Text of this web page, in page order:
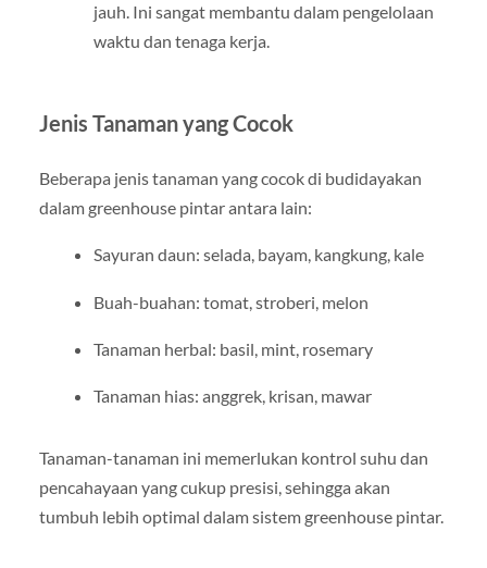
jauh. Ini sangat membantu dalam pengelolaan
waktu dan tenaga kerja.
Jenis Tanaman yang Cocok
Beberapa jenis tanaman yang cocok di budidayakan
dalam greenhouse pintar antara lain:
Sayuran daun: selada, bayam, kangkung, kale
Buah-buahan: tomat, stroberi, melon
Tanaman herbal: basil, mint, rosemary
Tanaman hias: anggrek, krisan, mawar
Tanaman-tanaman ini memerlukan kontrol suhu dan
pencahayaan yang cukup presisi, sehingga akan
tumbuh lebih optimal dalam sistem greenhouse pintar.